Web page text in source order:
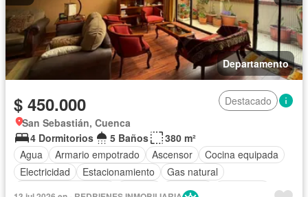
Departamento
$ 450.000
Destacado
San Sebastián, Cuenca
4 Dormitorios
5 Baños
380 m²
Agua
Armario empotrado Ascensor
Cocina equipada
Electricidad
Estacionamiento
Gas natural
Conserje